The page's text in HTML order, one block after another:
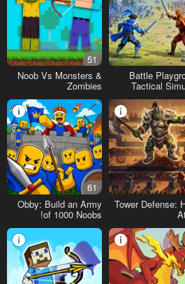
Battle
Tactical
51
Noob Vs Monsters &
Zombies
Tower Defense:
61
Obby: Build an Army
of 1000 Noobs!